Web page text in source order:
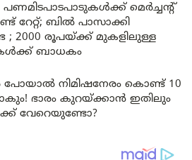
മെർച്ചന്റ്
റേറ്റ്; ബിൽ പാസാക്കി
2000 രൂപയ്ക്ക് മുകളിലുള്ള
ബാധകം
പോയാൽ നിമിഷനേരം കൊണ്ട് 10
ഭാരം കുറയ്ക്കാൻ ഇതിലും
വേറെയുണ്ടോ?